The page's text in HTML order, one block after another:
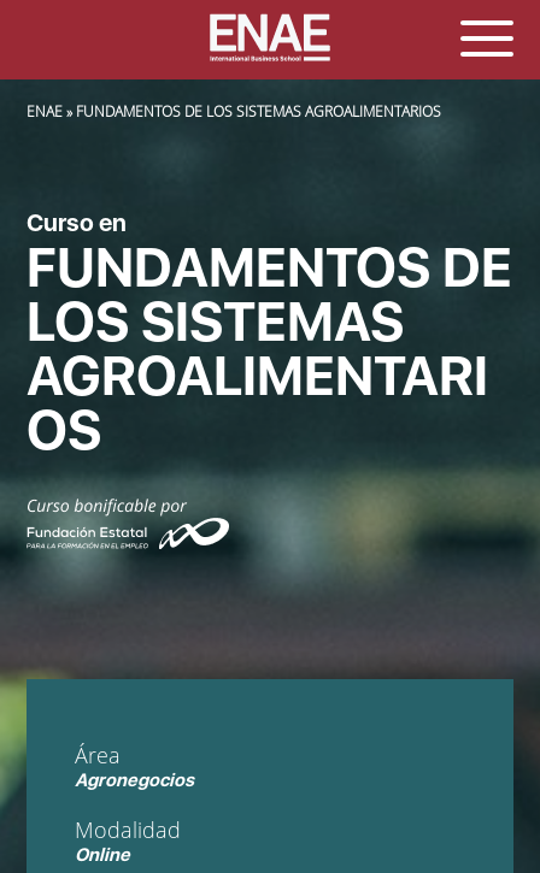
SOBRESCRIBIR ENLACES DE AYUDA A LA NAVEGACIÓN
ENAE FUNDAMENTOS DE LOS SISTEMAS AGROALIMENTARIOS
Curso en
FUNDAMENTOS DE
LOS SISTEMAS
AGROALIMENTARI
OS
Área
Agronegocios
Modalidad
Online